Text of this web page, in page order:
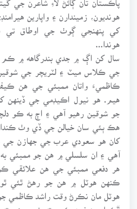
هونديون، زميندارن ۽ واپارين
کي پنهنجي ڳوٺ جي اوطاق تي
هوندا...
سال کن اڳ ۾ جدي بندرگاهه ۾ ڪم
جي ڪلاس ميٽ ۽ لٽريچر جي شوقين
ڪاظميءَ واتان ممبئي جي هن
هيم. هو نيول اڪيڊمي جي ڏينهن
جو شوقين رهيو آهي ۽ اڄ به ڪو
هڪ ٻئي سان خيالن جي ڏي وٺ ڪندا
کان هو سعودي عرب جي جهازن جي
آهي ۽ ان سلسلي ۾ هن جو ممبئي به
هر دفعي ممبئي جي هن علائقي
ڪنهن هوٽل ۾ هن جو رهڻ ٿئي ٿو.
هوٽل مان نڪرڻ وقت راشد ڪاظمي
“ڪراچيءَ فون ڪيم ته خبر پيئي ته